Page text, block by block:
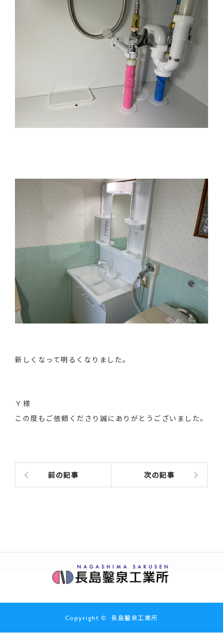
新しくなって明るくなりました。
Ｙ様
この度もご依頼くださり誠にありがとうございました。
前の記事 次の記事
Copyright © 長島鑿泉工業所